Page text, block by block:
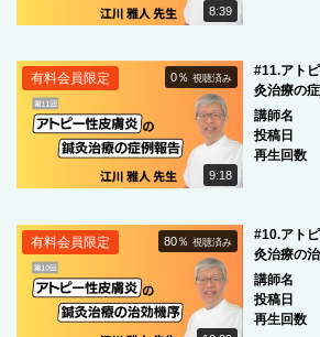
8:39
9:18
0％視聴済み
有料会員限定
#11.アト
灸治療の
講師名
投稿日
再生回数
80％視聴済み
有料会員限定
#10.アト
灸治療の
講師名
投稿日
再生回数